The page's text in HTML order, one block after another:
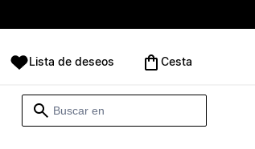
Lista de deseos Cesta